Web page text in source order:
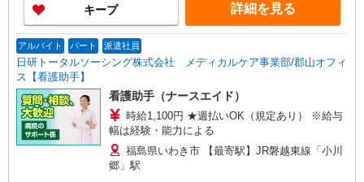
キープ 詳細を見る
アルバイト パート 派遣社員
日研トータルソーシング株式会社 メディカルケア事業部/郡山オフィ
ス【看護助手】
看護助手（ナースエイド）
時給1,100円 ★週払いOK（規定あり） ※給与
幅は経験・能力による
福島県いわき市 【最寄駅】JR磐越東線「小川
郷」駅